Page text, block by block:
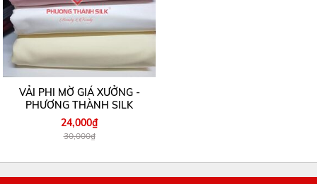
VẢI PHI MỜ GIÁ XƯỞNG -
PHƯƠNG THÀNH SILK
24,000₫
30,000₫